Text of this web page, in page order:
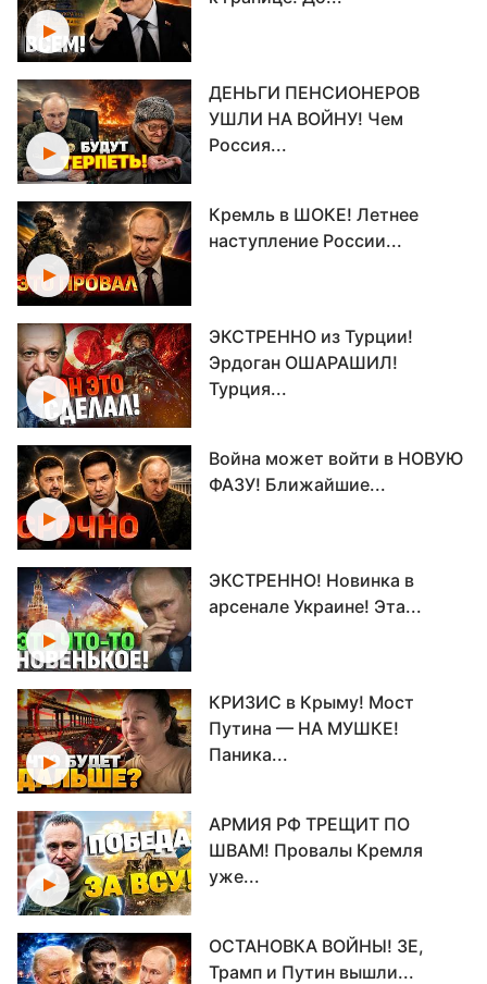
ДЕНЬГИ ПЕНСИОНЕРОВ
УШЛИ НА ВОЙНУ! Чем
Россия...
Кремль в ШОКЕ! Летнее
наступление России...
ЭКСТРЕННО из Турции!
Эрдоган ОШАРАШИЛ!
Турция...
Война может войти в НОВУЮ
ФАЗУ! Ближайшие...
ЭКСТРЕННО! Новинка в
арсенале Украине! Эта...
КРИЗИС в Крыму! Мост
Путина — НА МУШКЕ!
Паника...
АРМИЯ РФ ТРЕЩИТ ПО
ШВАМ! Провалы Кремля
уже...
ОСТАНОВКА ВОЙНЫ! ЗЕ,
Трамп и Путин вышли...